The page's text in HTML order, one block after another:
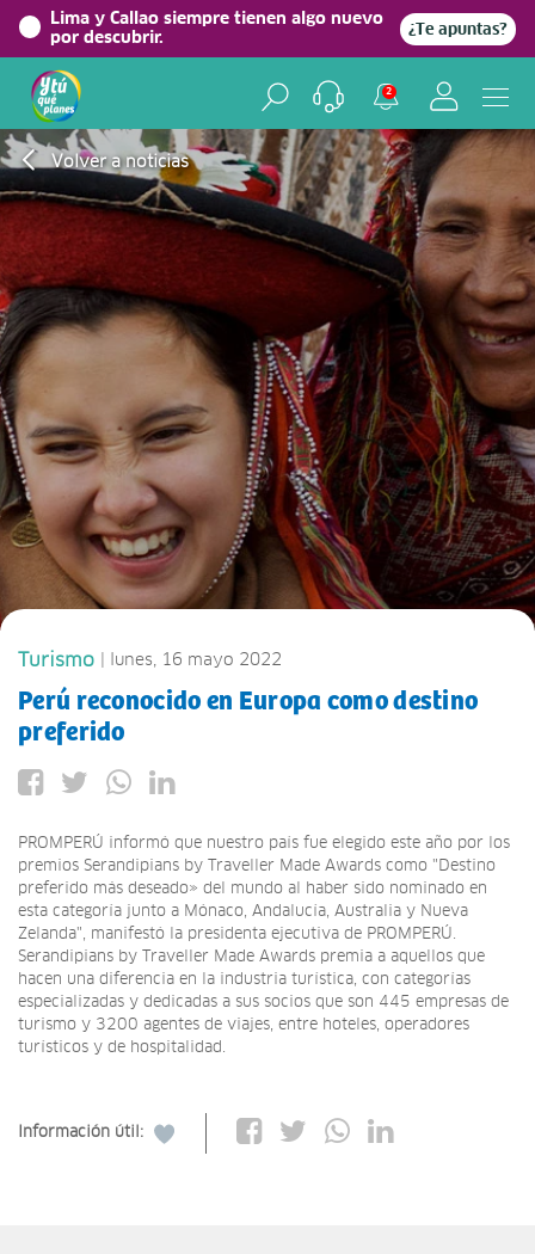
Lima y Callao siempre tienen algo nuevo
por descubrir.
¿Te apuntas?
2
Volver a noticias
Turismo | lunes, 16 mayo 2022
Perú reconocido en Europa como destino
preferido
PROMPERÚ informó que nuestro país fue elegido este año por los
premios Serandipians by Traveller Made Awards como "Destino
preferido más deseado» del mundo al haber sido nominado en
esta categoría junto a Mónaco, Andalucía, Australia y Nueva
Zelanda", manifestó la presidenta ejecutiva de PROMPERÚ.
Serandipians by Traveller Made Awards premia a aquellos que
hacen una diferencia en la industria turística, con categorías
especializadas y dedicadas a sus socios que son 445 empresas de
turismo y 3200 agentes de viajes, entre hoteles, operadores
turísticos y de hospitalidad.
Información útil: